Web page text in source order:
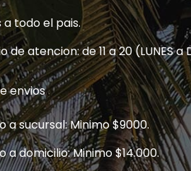
a todo el pais.
de atencion: de 11 a 20 (LUNES a
envios
a sucursal: Minimo $9000.
a domicilio: Minimo $14.000.